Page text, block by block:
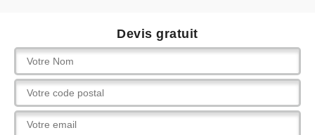
Devis gratuit